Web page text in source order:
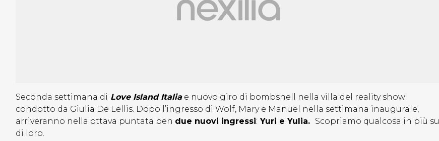
Seconda settimana di Love Island Italiae nuovo giro di bombshell nella villa del reality show
condotto da Giulia De Lellis. Dopo l’ingresso di Wolf, Mary e Manuel nella settimana inaugurale,
arriveranno nella ottava puntata ben due nuovi ingressi: Yuri e Yulia. Scopriamo qualcosa in più su
di loro.